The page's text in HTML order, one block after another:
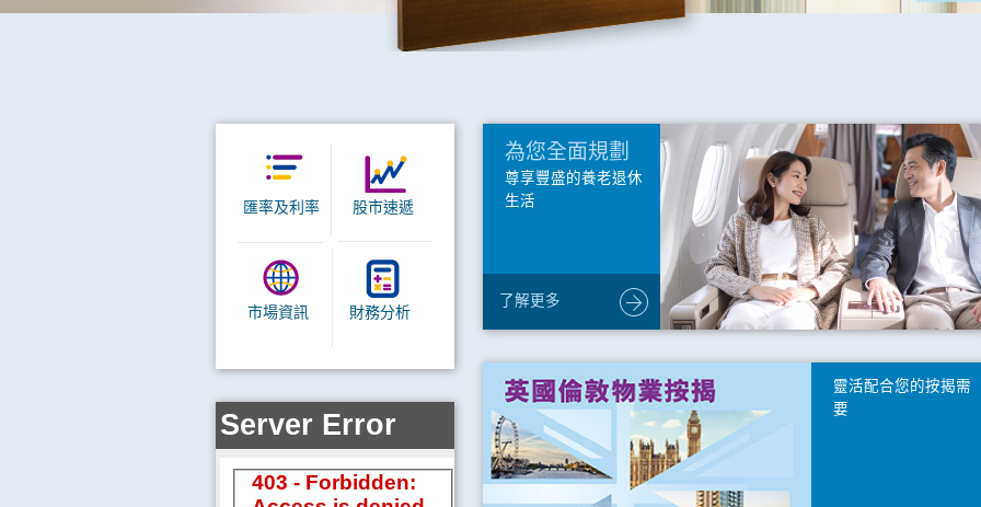
匯率及利率 股市速遞
市場資訊 財務分析
為您全面規劃
尊享豐盛的養老退休
生活
了解更多
靈活配合您的按揭需
要